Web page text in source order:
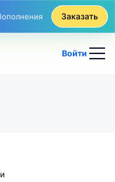
IP Заказать
Войти